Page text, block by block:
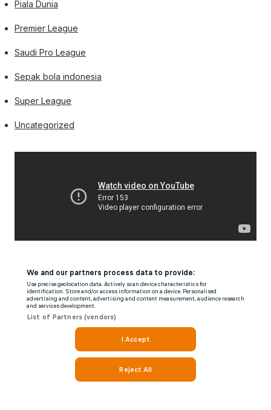
Piala Dunia
Premier League
Saudi Pro League
Sepak bola indonesia
Super League
Uncategorized